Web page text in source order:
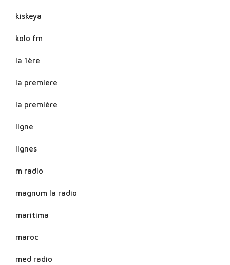
kiskeya
kolo fm
la 1ère
la premiere
la première
ligne
lignes
m radio
magnum la radio
maritima
maroc
med radio